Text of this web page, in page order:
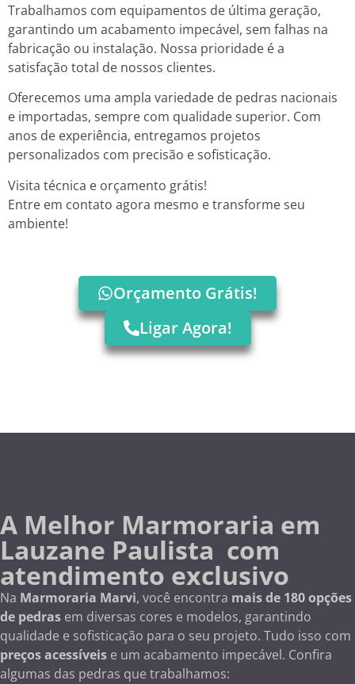
Trabalhamos com equipamentos de última geração,
garantindo um acabamento impecável, sem falhas na
fabricação ou instalação. Nossa prioridade é a
satisfação total de nossos clientes.
Oferecemos uma ampla variedade de pedras nacionais
e importadas, sempre com qualidade superior. Com
anos de experiência, entregamos projetos
personalizados com precisão e sofisticação.
Visita técnica e orçamento grátis!
Entre em contato agora mesmo e transforme seu
ambiente!
Orçamento Grátis!
Ligar Agora!
A Melhor Marmoraria em
Lauzane Paulista com
atendimento exclusivo
Na Marmoraria Marvi, você encontra mais de 180 opções
de pedras em diversas cores e modelos, garantindo
qualidade e sofisticação para o seu projeto. Tudo isso com
preços acessíveis e um acabamento impecável. Confira
algumas das pedras que trabalhamos: